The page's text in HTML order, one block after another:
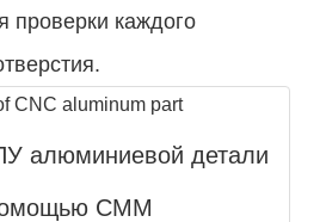
проверки каждого
алюминиевой детали
CMM